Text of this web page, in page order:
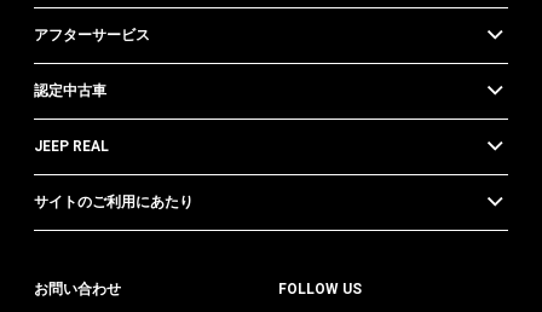
アフターサービス
認定中古車
JEEP REAL
サイトのご利用にあたり
お問い合わせ FOLLOW US